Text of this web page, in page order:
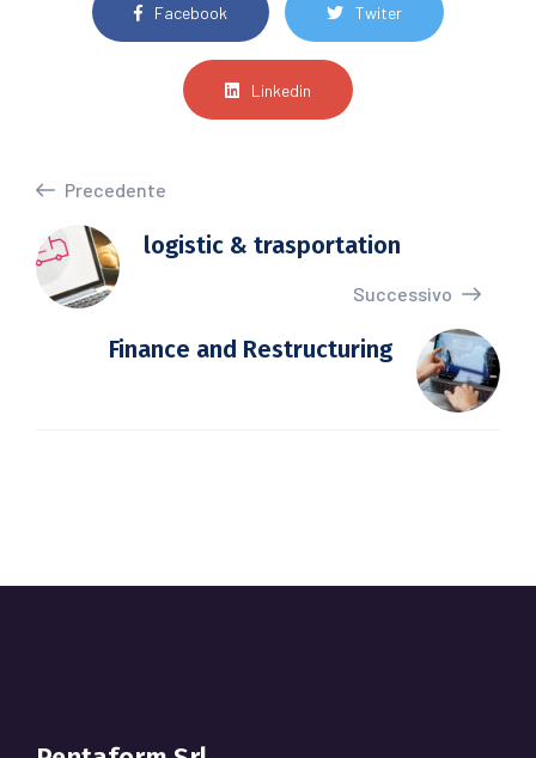
Facebook Twiter
Linkedin
Precedente
logistic & trasportation
Successivo
Finance and Restructuring